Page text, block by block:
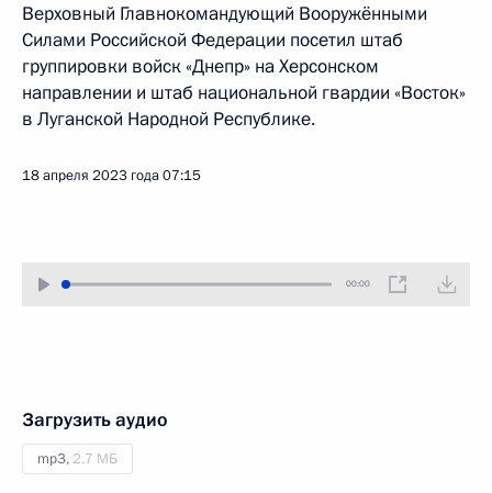
Верховный Главнокомандующий Вооружёнными
Силами Российской Федерации посетил штаб
группировки войск «Днепр» на Херсонском
направлении и штаб национальной гвардии «Восток»
в Луганской Народной Республике.
18 апреля 2023 года07:15
00:00
Загрузить аудио
mp3, 2.7 МБ